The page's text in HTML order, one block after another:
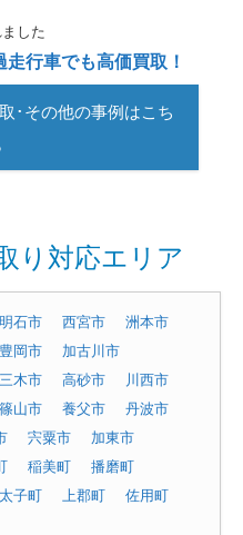
した
走行車でも高価買取！
･その他の事例はこち
り対応エリア
明石市 西宮市
洲本市
豊岡市
加古川市
三木市 高砂市
川西市
篠山市 養父市
丹波市
宍粟市
加東市
稲美町
播磨町
太子町 上郡町
佐用町